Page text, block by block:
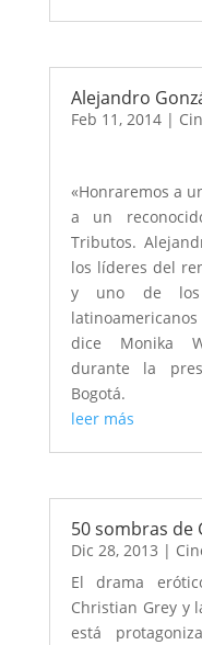
Alejandro
Feb 11, 2014|
«Honraremos a
a un
Tributos.
los líderes del
y uno de los
dice Monika
durante la
Bogotá.
leer más
50 sombras de
Dic 28, 2013 |
El drama
Christian Grey y
está